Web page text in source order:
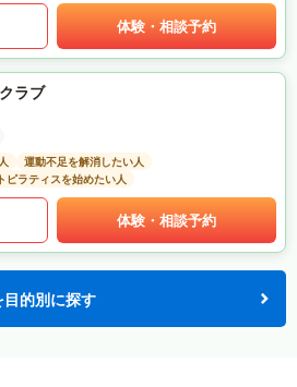
体験・相談予約
ラブ
運動不足を解消したい人
ピラティスを始めたい人
体験・相談予約
的別に探す